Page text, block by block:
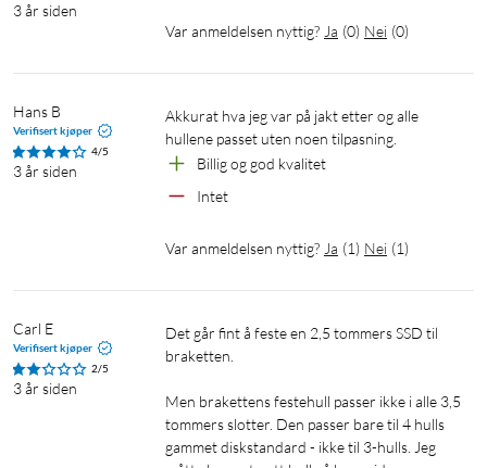
3 år siden
Var anmeldelsen nyttig? Ja (0) Nei (0)
Hans B
Verifisert kjøper
4/5
3 år siden
Akkurat hva jeg var på jakt etter og alle
hullene passet uten noen tilpasning.
Billig og god kvalitet
Intet
Var anmeldelsen nyttig? Ja (1) Nei (1)
Carl E
Verifisert kjøper
2/5
3 år siden
Det går fint å feste en 2,5 tommers SSD til
braketten.
Men brakettens festehull passer ikke i alle 3,5
tommers slotter. Den passer bare til 4 hulls
gammet diskstandard - ikke til 3-hulls. Jeg